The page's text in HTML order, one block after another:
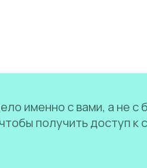
именно с вами, а не с
получить доступ к